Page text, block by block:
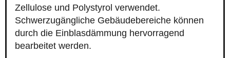
Zellulose und Polystyrol verwendet.
Schwerzugängliche Gebäudebereiche können
durch die Einblasdämmung hervorragend
bearbeitet werden.